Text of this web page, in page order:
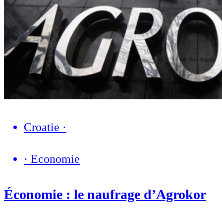
Croatie ·
· Economie
Économie : le naufrage d’Agrokor